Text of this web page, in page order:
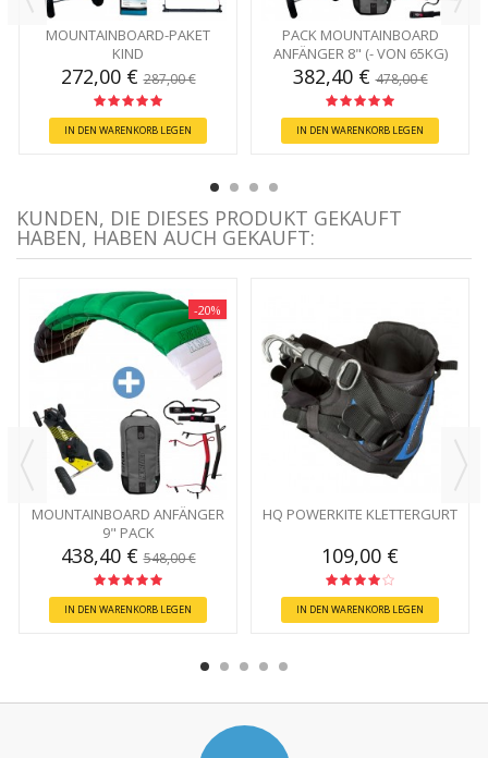
MOUNTAINBOARD-PAKET
KIND
272,00 €287,00 €
IN DEN WARENKORB LEGEN
PACK MOUNTAINBOARD
ANFÄNGER 8" (- VON 65KG)
382,40 €478,00 €
IN DEN WARENKORB LEGEN
KUNDEN, DIE DIESES PRODUKT GEKAUFT
HABEN, HABEN AUCH GEKAUFT:
-20%
MOUNTAINBOARD ANFÄNGER
9" PACK
438,40 €548,00 €
IN DEN WARENKORB LEGEN
HQ POWERKITE KLETTERGURT
109,00 €
IN DEN WARENKORB LEGEN